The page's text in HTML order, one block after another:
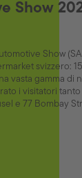
Show
Show
svizzero:
vasta gamma di
i visitatori
e 77 Bombay